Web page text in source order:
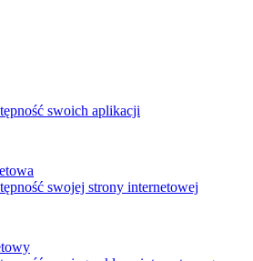
swoich aplikacji
swojej strony internetowej